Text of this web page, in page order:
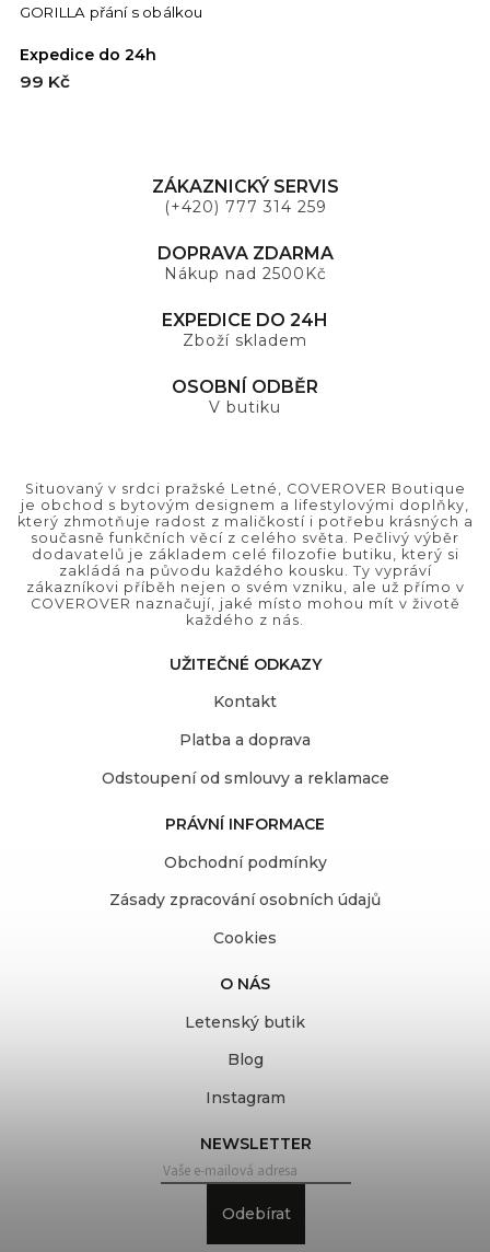
GORILLA přání s obálkou
Expedice do 24h
99 Kč
ZÁKAZNICKÝ SERVIS
(+420) 777 314 259
DOPRAVA ZDARMA
Nákup nad 2500Kč
EXPEDICE DO 24H
Zboží skladem
OSOBNÍ ODBĚR
V butiku
Situovaný v srdci pražské Letné, COVEROVER Boutique
je obchod s bytovým designem a lifestylovými doplňky,
který zhmotňuje radost z maličkostí i potřebu krásných a
současně funkčních věcí z celého světa. Pečlivý výběr
dodavatelů je základem celé filozofie butiku, který si
zakládá na původu každého kousku. Ty vypráví
zákazníkovi příběh nejen o svém vzniku, ale už přímo v
COVEROVER naznačují, jaké místo mohou mít v životě
každého z nás.
UŽITEČNÉ ODKAZY
Kontakt
Platba a doprava
Odstoupení od smlouvy a reklamace
PRÁVNÍ INFORMACE
Obchodní podmínky
Zásady zpracování osobních údajů
Cookies
O NÁS
Letenský butik
Blog
Instagram
NEWSLETTER
Odebírat